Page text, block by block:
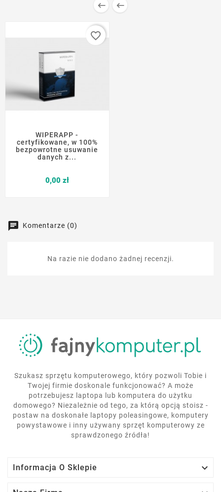
 
WIPERAPP -
certyfikowane, w 100%
bezpowrotne usuwanie
danych z...
0,00 złCena
favorite_border
Komentarze (0)
Na razie nie dodano żadnej recenzji.
Szukasz sprzętu komputerowego, który pozwoli Tobie i
Twojej firmie doskonale funkcjonować? A może
potrzebujesz laptopa lub komputera do użytku
domowego? Niezależnie od tego, za którą opcją stoisz -
postaw na doskonałe laptopy poleasingowe, komputery
powystawowe i inny używany sprzęt komputerowy ze
sprawdzonego źródła!
Informacja O Sklepie 